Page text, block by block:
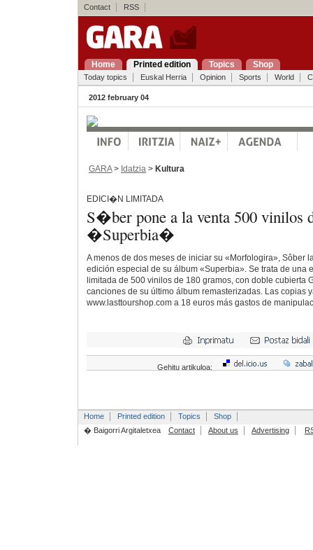
Contact RSS
Home Printed edition Topics Shop
Today topics Euskal Herria Opinion Sports World
2012 february 04
GARA> Idatzia > Kultura
EDICI�N LIMITADA
S�ber pone a la venta 500 vinilos
�Superbia�
A menos de dos meses de iniciar su «Morfologira», Sôber
edición especial de su álbum «Superbia». Se trata de una
limitada de 500 vinilos de 180 gramos, con doble cubierta
canciones de su último álbum remasterizadas. Las copias
www.lasttourshop.com a 18 euros más gastos de
Gehitu artikuloa:
Home Printed edition Topics
Shop
� Baigorri Argitaletxea
Contact About us Advertising